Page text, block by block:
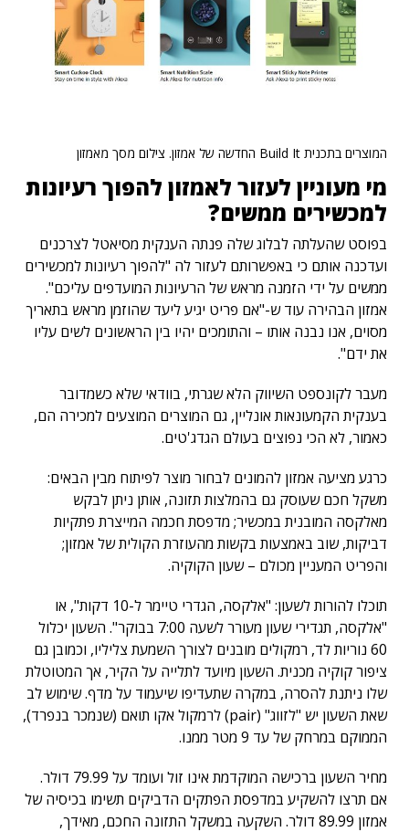
המוצרים בתכנית Build It החדשה של אמזון. צילום מסך מאמזון
מי מעוניין לעזור לאמזון להפוך רעיונות
למכשירים ממשים?
בפוסט שהעלתה לבלוג שלה פנתה הענקית מסיאטל לצרכנים
ועדכנה אותם כי באפשרותם לעזור לה "להפוך רעיונות למכשירים
ממשים על ידי הזמנה מראש של הרעיונות המועדפים עליכם".
אמזון הבהירה עוד ש-"אם פריט יגיע ליעד שהוזמן מראש בתאריך
מסוים, אנו נבנה אותו – והתומכים יהיו בין הראשונים לשים עליו
את ידם".
מעבר לקונספט השיווק הלא שגרתי, בוודאי שלא כשמדובר
בענקית הקמעונאות אונליין, גם המוצרים המוצעים למכירה הם,
כאמור, לא הכי נפוצים בעולם הגדג'טים.
כרגע מציעה אמזון להמונים לבחור מוצר לפיתוח מבין הבאים:
משקל חכם שעוסק גם בהמלצות תזונה, אותן ניתן לבקש
מאלקסה המובנית במכשיר; מדפסת חכמה המייצרת פתקיות
דביקות, שוב באמצעות בקשות מהעוזרת הקולית של אמזון;
והפריט המעניין מכולם – שעון הקוקיה.
תוכלו להורות לשעון: "אלקסה, הגדרי טיימר ל-10 דקות", או
"אלקסה, תגדירי שעון מעורר לשעה 7:00 בבוקר". השעון יכלול
60 נוריות לד, רמקולים מובנים לצורך השמעת צליליו, וכמובן גם
ציפור קוקיה מכנית. השעון מיועד לתלייה על הקיר, אך המטוטלת
שלו ניתנת להסרה, במקרה שתעדיפו שיעמוד על מדף. שימוש לב
שאת השעון יש "לזווג" (pair) לרמקול אקו תואם (שנמכר בנפרד),
הממוקם במרחק של עד 9 מטר ממנו.
מחיר השעון ברכישה המוקדמת אינו זול ועומד על 79.99 דולר.
אם תרצו להשקיע במדפסת הפתקים הדביקים תשימו בכיסיה של
אמזון 89.99 דולר. השקעה במשקל התזונה החכם, מאידך,